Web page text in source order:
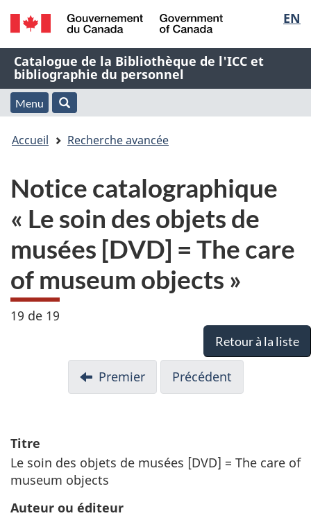
Passer
au
contenu
principal
Passer
à
« À
propos
de
application
Passer
à
la
version
HTML
de
la
EN
/
Government
of
Canada
Nom
de
l'application
Web
Catalogue de la Bibliothèque de l'ICC et
bibliographie du personnel
Menu
et
Menu
Vous
ici
Accueil Recherche avancée
Notice catalographique
« Le soin des objets de
musées [DVD] = The care
of museum objects »
19 de 19
Retour à la liste
Premier Précédent
Titre
Le soin des objets de musées [DVD] = The care of
museum objects
Auteur ou éditeur